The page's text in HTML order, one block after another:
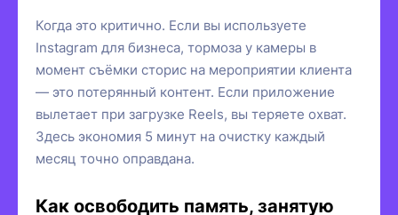
Когда это критично. Если вы используете
Instagram для бизнеса, тормоза у камеры в
момент съёмки сторис на мероприятии клиента
— это потерянный контент. Если приложение
вылетает при загрузке Reels, вы теряете охват.
Здесь экономия 5 минут на очистку каждый
месяц точно оправдана.
Как освободить память, занятую